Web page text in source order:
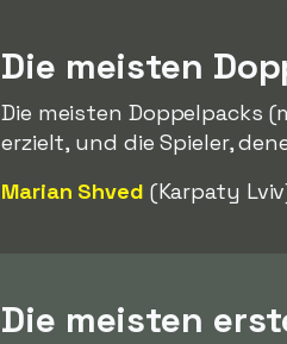
Die meisten
Die meisten Doppelpacks
erzielt, und die Spieler,
Marian Shved (Karpaty
Die meisten